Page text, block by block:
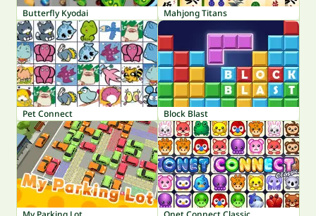
Butterfly Kyodai Mahjong Titans
Pet Connect Block Blast